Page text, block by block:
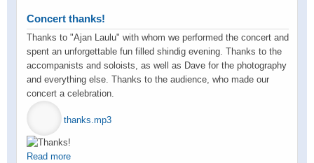
Concert thanks!
Thanks to "Ajan Laulu" with whom we performed the concert and
spent an unforgettable fun filled shindig evening. Thanks to the
accompanists and soloists, as well as Dave for the photography
and everything else. Thanks to the audience, who made our
concert a celebration.
thanks.mp3
Read more